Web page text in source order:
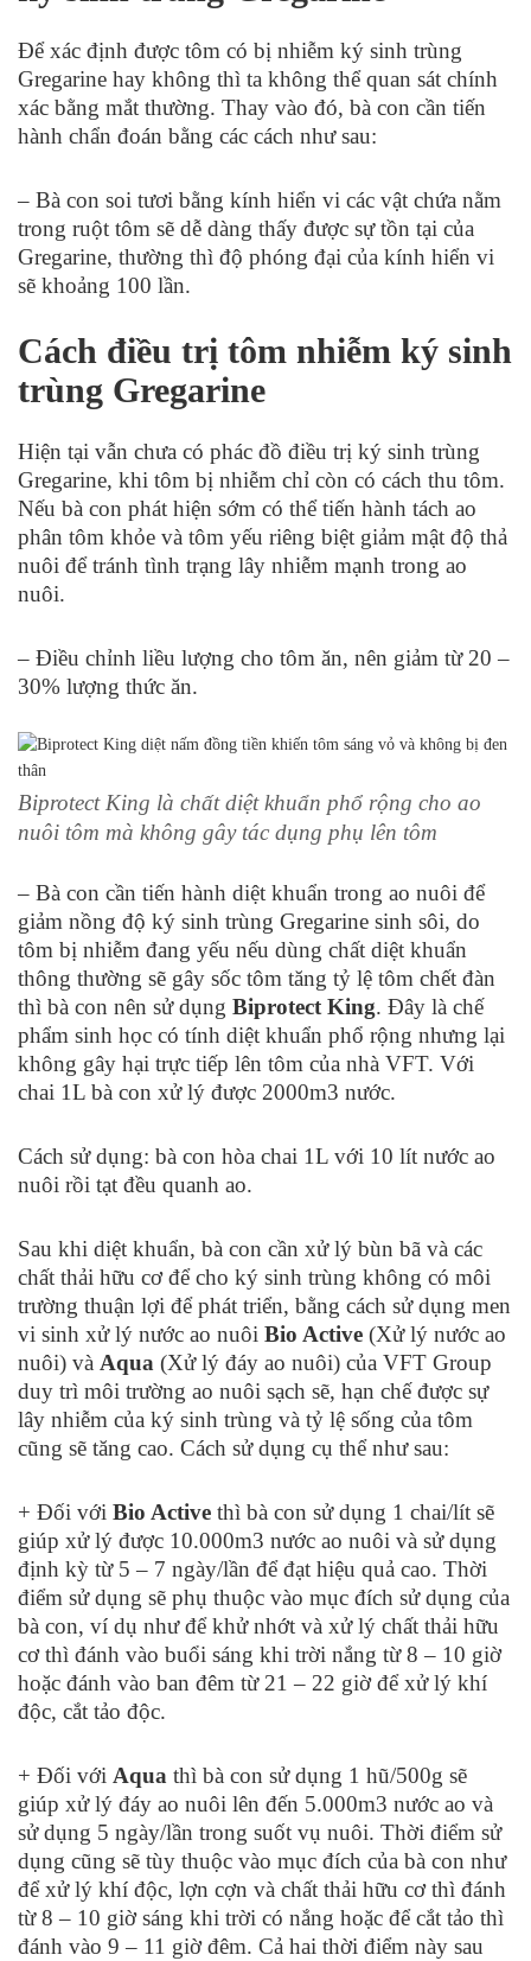
Để xác định được tôm có bị nhiễm ký sinh trùng
Gregarine hay không thì ta không thể quan sát chính
xác bằng mắt thường. Thay vào đó, bà con cần tiến
hành chẩn đoán bằng các cách như sau:
– Bà con soi tươi bằng kính hiển vi các vật chứa nằm
trong ruột tôm sẽ dễ dàng thấy được sự tồn tại của
Gregarine, thường thì độ phóng đại của kính hiển vi
sẽ khoảng 100 lần.
Cách điều trị tôm nhiễm ký sinh
trùng Gregarine
Hiện tại vẫn chưa có phác đồ điều trị ký sinh trùng
Gregarine, khi tôm bị nhiễm chỉ còn có cách thu tôm.
Nếu bà con phát hiện sớm có thể tiến hành tách ao
phân tôm khỏe và tôm yếu riêng biệt giảm mật độ thả
nuôi để tránh tình trạng lây nhiễm mạnh trong ao
nuôi.
– Điều chỉnh liều lượng cho tôm ăn, nên giảm từ 20 –
30% lượng thức ăn.
Biprotect King là chất diệt khuẩn phổ rộng cho ao
nuôi tôm mà không gây tác dụng phụ lên tôm
– Bà con cần tiến hành diệt khuẩn trong ao nuôi để
giảm nồng độ ký sinh trùng Gregarine sinh sôi, do
tôm bị nhiễm đang yếu nếu dùng chất diệt khuẩn
thông thường sẽ gây sốc tôm tăng tỷ lệ tôm chết đàn
thì bà con nên sử dụng Biprotect King. Đây là chế
phẩm sinh học có tính diệt khuẩn phổ rộng nhưng lại
không gây hại trực tiếp lên tôm của nhà VFT. Với
chai 1L bà con xử lý được 2000m3 nước.
Cách sử dụng: bà con hòa chai 1L với 10 lít nước ao
nuôi rồi tạt đều quanh ao.
Sau khi diệt khuẩn, bà con cần xử lý bùn bã và các
chất thải hữu cơ để cho ký sinh trùng không có môi
trường thuận lợi để phát triển, bằng cách sử dụng men
vi sinh xử lý nước ao nuôi Bio Active (Xử lý nước ao
nuôi) và Aqua (Xử lý đáy ao nuôi) của VFT Group
duy trì môi trường ao nuôi sạch sẽ, hạn chế được sự
lây nhiễm của ký sinh trùng và tỷ lệ sống của tôm
cũng sẽ tăng cao. Cách sử dụng cụ thể như sau:
+ Đối với Bio Active thì bà con sử dụng 1 chai/lít sẽ
giúp xử lý được 10.000m3 nước ao nuôi và sử dụng
định kỳ từ 5 – 7 ngày/lần để đạt hiệu quả cao. Thời
điểm sử dụng sẽ phụ thuộc vào mục đích sử dụng của
bà con, ví dụ như để khử nhớt và xử lý chất thải hữu
cơ thì đánh vào buổi sáng khi trời nắng từ 8 – 10 giờ
hoặc đánh vào ban đêm từ 21 – 22 giờ để xử lý khí
độc, cắt tảo độc.
+ Đối với Aqua thì bà con sử dụng 1 hũ/500g sẽ
giúp xử lý đáy ao nuôi lên đến 5.000m3 nước ao và
sử dụng 5 ngày/lần trong suốt vụ nuôi. Thời điểm sử
dụng cũng sẽ tùy thuộc vào mục đích của bà con như
để xử lý khí độc, lợn cợn và chất thải hữu cơ thì đánh
từ 8 – 10 giờ sáng khi trời có nắng hoặc để cắt tảo thì
đánh vào 9 – 11 giờ đêm. Cả hai thời điểm này sau